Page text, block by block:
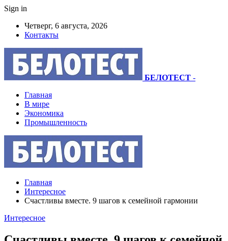
Sign in
Четверг, 6 августа, 2026
Контакты
БЕЛОТЕСТ -
Главная
В мире
Экономика
Промышленность
Главная
Интересное
Cчастливы вместе. 9 шагов к семейной гармонии
Интересное